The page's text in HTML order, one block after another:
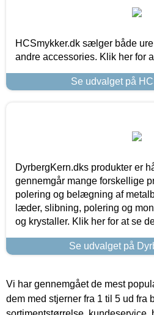
HCSmykker.dk sælger både
andre accessories. Klik her for
Se udvalget på
DyrbergKern.dks produkter er
gennemgår mange forskellige
polering og belægning af
læder, slibning, polering og
og krystaller. Klik her for at se
Se udvalget på
Vi har gennemgået de mest
dem med stjerner fra 1 til 5 ud fra